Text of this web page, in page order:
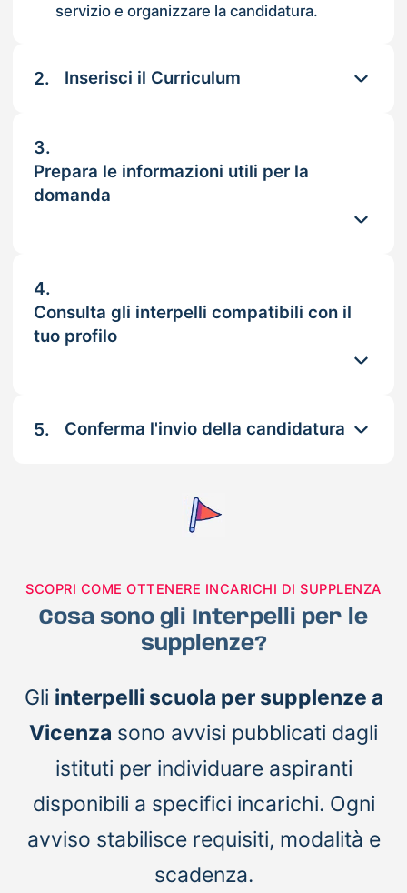
servizio e organizzare la candidatura.
2. Inserisci il Curriculum
3.
Prepara le informazioni utili per la
domanda
4.
Consulta gli interpelli compatibili con il
tuo profilo
5. Conferma l'invio della candidatura
SCOPRI COME OTTENERE INCARICHI DI SUPPLENZA
Cosa sono gli Interpelli per le
supplenze?
Gli interpelli scuola per supplenze a
Vicenza sono avvisi pubblicati dagli
istituti per individuare aspiranti
disponibili a specifici incarichi. Ogni
avviso stabilisce requisiti, modalità e
scadenza.